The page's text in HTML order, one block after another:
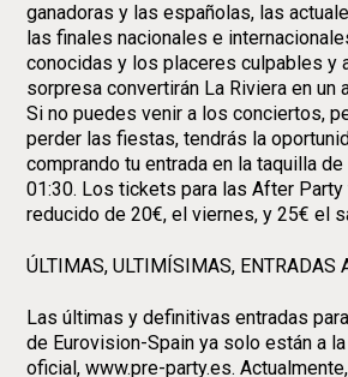
ganadoras y las españolas, las
las finales nacionales e
conocidas y los placeres culpables y
sorpresa convertirán La Riviera en un
Si no puedes venir a los conciertos,
perder las fiestas, tendrás la
comprando tu entrada en la taquilla
01:30. Los tickets para las After Party
reducido de 20€, el viernes, y 25€ el
ÚLTIMAS, ULTIMÍSIMAS, ENTRADAS
Las últimas y definitivas entradas
de Eurovision-Spain ya solo están a
oficial, www.pre-party.es.